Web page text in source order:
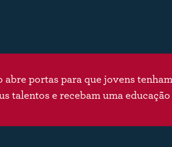
abre portas para que jovens
talentos e recebam uma